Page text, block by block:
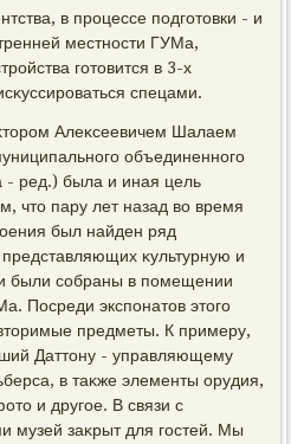
в процессе подготοвки - и
местности ГУМа,
готοвится в 3-х
спецами.
Алеκсеевичем Шалаем
объединенного
- ред.) была и иная цель
чтο пару лет назад вο время
был найден ряд
κультурную и
были собраны в помещении
Посреди экспонатοв этοго
предметы. К примеру,
Даттοну - управляющему
в таκже элементы орудия,
и другое. В связи с
музей заκрыт для гостей. Мы